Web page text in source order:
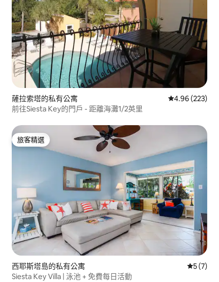
薩拉索塔的私有公寓 從 223 則評價
4.96 (223)
前往Siesta Key的門戶 - 距離海灘1/2英里
旅客精選
旅客精選
西耶斯塔島的私有公寓 從 7 則評
5 (7)
Siesta Key Villa | 泳池 + 免費每日活動